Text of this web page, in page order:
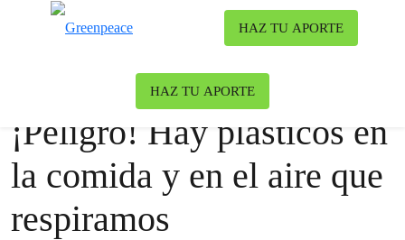
HAZ TU APORTE
HAZ TU APORTE
Contaminación
¡Peligro! Hay plásticos en
la comida y en el aire que
respiramos